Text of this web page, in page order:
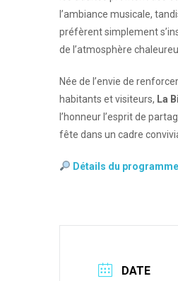
l’ambiance musicale,
préfèrent simplement
de l’atmosphère
Née de l’envie de
habitants et visiteurs, La
l’honneur l’esprit de
fête dans un cadre
Détails du
DATE